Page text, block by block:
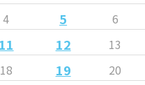
4 5 6
11 12 13
18 19 20